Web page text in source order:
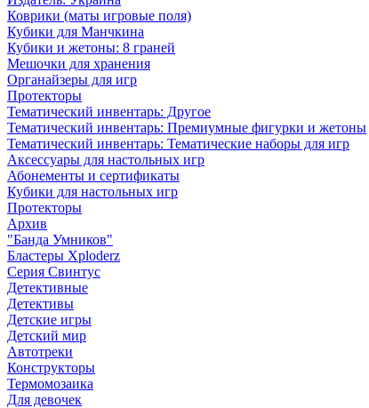
Коврики (маты игровые поля)
Кубики для Манчкина
Кубики и жетоны: 8 граней
Мешочки для хранения
Органайзеры для игр
Протекторы
Тематический инвентарь: Другое
Тематический инвентарь: Премиумные фигурки и жетоны
Тематический инвентарь: Тематические наборы для игр
Аксессуары для настольных игр
Абонементы и сертификаты
Кубики для настольных игр
Протекторы
Архив
"Банда Умников"
Бластеры Xploderz
Cерия Свинтус
Детективные
Детективы
Детские игры
Детский мир
Автотреки
Конструкторы
Термомозаика
Для девочек